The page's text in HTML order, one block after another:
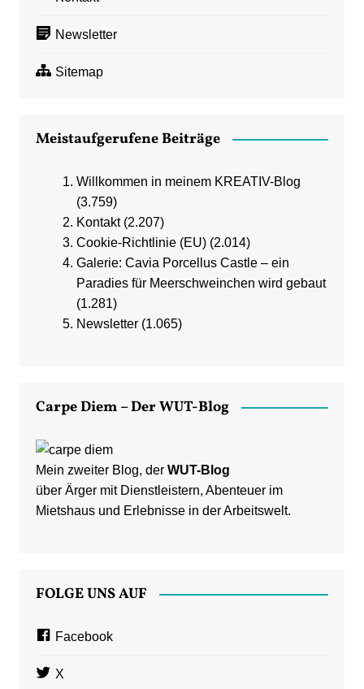
Newsletter
Sitemap
Meistaufgerufene Beiträge
Willkommen in meinem KREATIV-Blog
(3.759)
Kontakt (2.207)
Cookie-Richtlinie (EU) (2.014)
Galerie: Cavia Porcellus Castle – ein
Paradies für Meerschweinchen wird gebaut
(1.281)
Newsletter (1.065)
Carpe Diem – Der WUT-Blog
Mein zweiter Blog, der WUT-Blog
über Ärger mit Dienstleistern, Abenteuer im
Mietshaus und Erlebnisse in der Arbeitswelt.
FOLGE UNS AUF
Facebook
X